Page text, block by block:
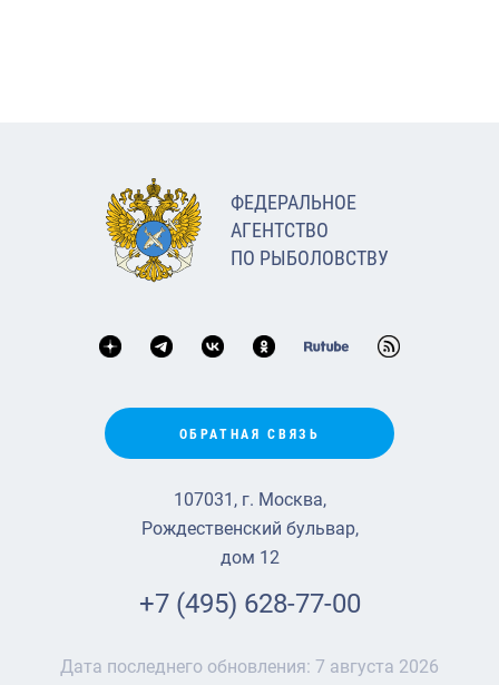
ФЕДЕРАЛЬНОЕ
АГЕНТСТВО
ПО РЫБОЛОВСТВУ
ОБРАТНАЯ СВЯЗЬ
107031, г. Москва,
Рождественский бульвар,
дом 12
+7 (495) 628-77-00
Дата последнего обновления: 7 августа 2026